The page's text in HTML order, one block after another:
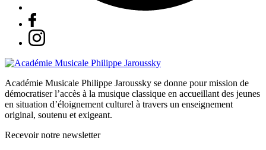
Académie Musicale Philippe Jaroussky se donne pour mission de
démocratiser l’accès à la musique classique en accueillant des jeunes
en situation d’éloignement culturel à travers un enseignement
original, soutenu et exigeant.
Recevoir notre newsletter